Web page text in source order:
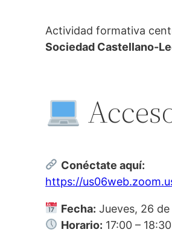
Actividad formativa
Sociedad Castellano-
Conéctate aquí:
https://
Fecha: Jueves, 26
Horario: 17:00 –